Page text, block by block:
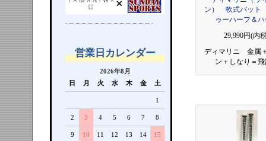
営業日カレンダー
2026年8月
日
月 火 水 木 金 土
1
2 3 4 5 6 7 8
9 10 11 12 13 14 15
ン） 軟式バット
ゥーハーフ＆
29,990円(内
ディマリニ 金属
ン＋しなり＝